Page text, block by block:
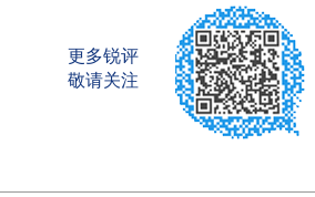
更多锐评
敬请关注